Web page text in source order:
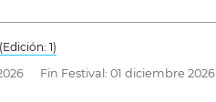
( Edición: 1)
Fin Festival: 01 diciembre 2026